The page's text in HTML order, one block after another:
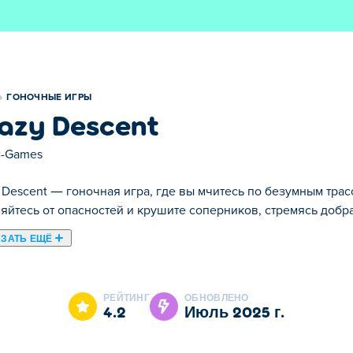
ГОНОЧНЫЕ ИГРЫ
Descent
Games
Descent — гоночная игра, где вы мчитесь по безумным
от опасностей и крушите соперников, стремясь
ЕЩЁ
скорость и хаос сталкиваются! Мчитесь по диким трассам
раунде. Есть ли у вас то, что нужно, чтобы стать самым
РЕЙТИНГ
4.2
ОБНОВЛЕНО
июль 2025 г.